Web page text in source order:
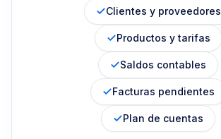
Clientes y proveedores
Productos y tarifas
Saldos contables
Facturas pendientes
Plan de cuentas